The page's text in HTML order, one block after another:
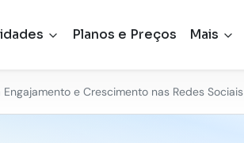
Planos e Preços Mais
e Crescimento nas Redes Sociais